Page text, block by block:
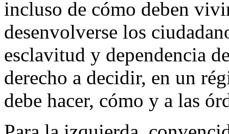
incluso de cómo deben
desenvolverse los
esclavitud y dependencia
derecho a decidir, en un
debe hacer, cómo y a las